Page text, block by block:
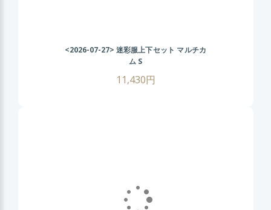
<2026-07-27> 迷彩服上下セット マルチカ
ム S
11,430円